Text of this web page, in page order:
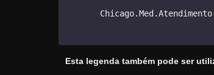
Esta legenda também pode ser